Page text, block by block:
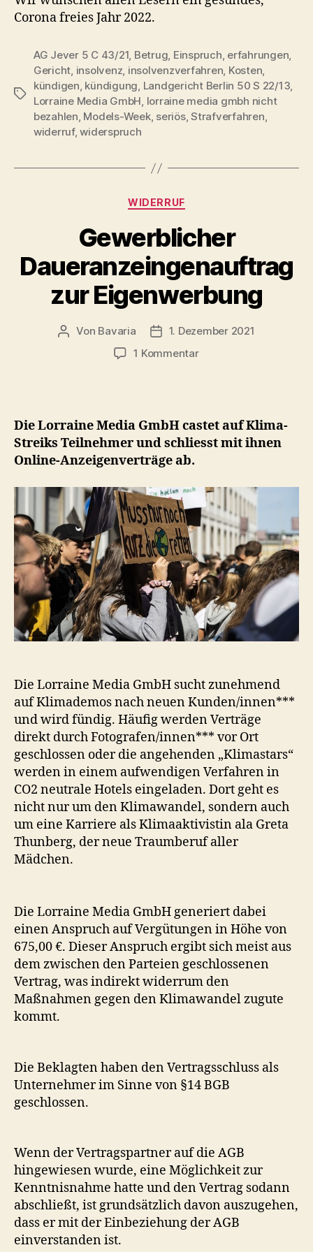
Corona freies Jahr 2022.
Schlagwörter
AG Jever 5 C 43/21, Betrug, Einspruch, erfahrungen,
Gericht, insolvenz, insolvenzverfahren, Kosten,
kündigen, kündigung, Landgericht Berlin 50 S 22/13,
Lorraine Media GmbH, lorraine media gmbh nicht
bezahlen, Models-Week, seriös,Strafverfahren,
widerruf,widerspruch
Kategorien
WIDERRUF
Gewerblicher
Daueranzeingenauftrag
zur Eigenwerbung
Beitragsautor
Von Bavaria Veröffentlichungsdatum
1. Dezember 2021
1 Kommentarzu
Die Lorraine Media GmbH castet auf Klima-
Streiks Teilnehmer und schliesst mit ihnen
Online-Anzeigenverträge ab.
Die Lorraine Media GmbH sucht zunehmend
auf Klimademos nach neuen Kunden/innen***
und wird fündig. Häufig werden Verträge
direkt durch Fotografen/innen*** vor Ort
geschlossen oder die angehenden „Klimastars“
werden in einem aufwendigen Verfahren in
CO2 neutrale Hotels eingeladen. Dort geht es
nicht nur um den Klimawandel, sondern auch
um eine Karriere als Klimaaktivistin ala Greta
Thunberg, der neue Traumberuf aller
Mädchen.
Die Lorraine Media GmbH generiert dabei
einen Anspruch auf Vergütungen in Höhe von
675,00 €. Dieser Anspruch ergibt sich meist aus
dem zwischen den Parteien geschlossenen
Vertrag, was indirekt widerrum den
Maßnahmen gegen den Klimawandel zugute
kommt.
Die Beklagten haben den Vertragsschluss als
Unternehmer im Sinne von §14 BGB
geschlossen.
Wenn der Vertragspartner auf die AGB
hingewiesen wurde, eine Möglichkeit zur
Kenntnisnahme hatte und den Vertrag sodann
abschließt, ist grundsätzlich davon auszugehen,
dass er mit der Einbeziehung der AGB
einverstanden ist.